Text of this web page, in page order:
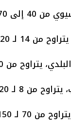
70 جنيهًا.
14 لـ 20 جنيهًا.
البلدي، يتراوح من 50 لـ 60 جنيهًا.
من 8 لـ 20 جنيهًا.
من 70 لـ 150 جنيهًا.